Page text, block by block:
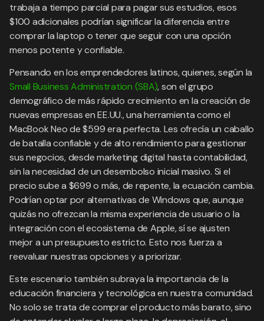
trabaja a tiempo parcial para pagar sus estudios, esos
$100 adicionales podrían significar la diferencia entre
comprar la laptop o tener que seguir con una opción
menos potente y confiable.
Pensando en los emprendedores latinos, quienes, según la
Small Business Administration (SBA), son el grupo
demográfico de más rápido crecimiento en la creación de
nuevas empresas en EE.UU., una herramienta como el
MacBook Neo de $599 era perfecta. Les ofrecía un caballo
de batalla confiable y de alto rendimiento para gestionar
sus negocios, desde marketing digital hasta contabilidad,
sin la necesidad de un desembolso inicial masivo. Si el
precio sube a $699 o más, de repente, la ecuación cambia.
Podrían optar por alternativas de Windows que, aunque
quizás no ofrezcan la misma experiencia de usuario o la
integración con el ecosistema de Apple, sí se ajusten
mejor a un presupuesto estricto. Esto nos fuerza a
reevaluar nuestras opciones y a priorizar.
Este escenario también subraya la importancia de la
educación financiera y tecnológica en nuestra comunidad.
No solo se trata de comprar el producto más barato, sino